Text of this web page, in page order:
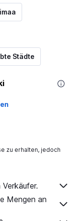
Städte
zu erhalten, jedoch
Mengen an